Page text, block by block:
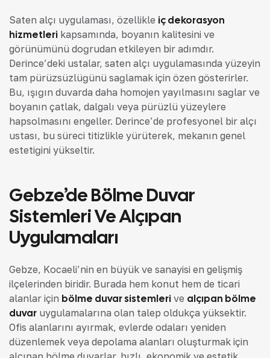
Saten alçı uygulaması, özellikle iç dekorasyon
hizmetleri kapsamında, boyanın kalitesini ve
görünümünü doğrudan etkileyen bir adımdır.
Derince’deki ustalar, saten alçı uygulamasında yüzeyin
tam pürüzsüzlüğünü sağlamak için özen gösterirler.
Bu, ışığın duvarda daha homojen yayılmasını sağlar ve
boyanın çatlak, dalgalı veya pürüzlü yüzeylere
hapsolmasını engeller. Derince’de profesyonel bir alçı
ustası, bu süreci titizlikle yürüterek, mekanın genel
estetiğini yükseltir.
Gebze’de Bölme Duvar
Sistemleri Ve Alçıpan
Uygulamaları
Gebze, Kocaeli’nin en büyük ve sanayisi en gelişmiş
ilçelerinden biridir. Burada hem konut hem de ticari
alanlar için bölme duvar sistemleri ve alçıpan bölme
duvar uygulamalarına olan talep oldukça yüksektir.
Ofis alanlarını ayırmak, evlerde odaları yeniden
düzenlemek veya depolama alanları oluşturmak için